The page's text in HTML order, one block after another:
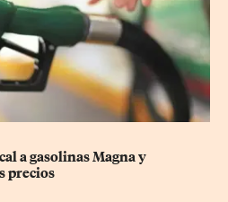
a gasolinas Magna y
precios